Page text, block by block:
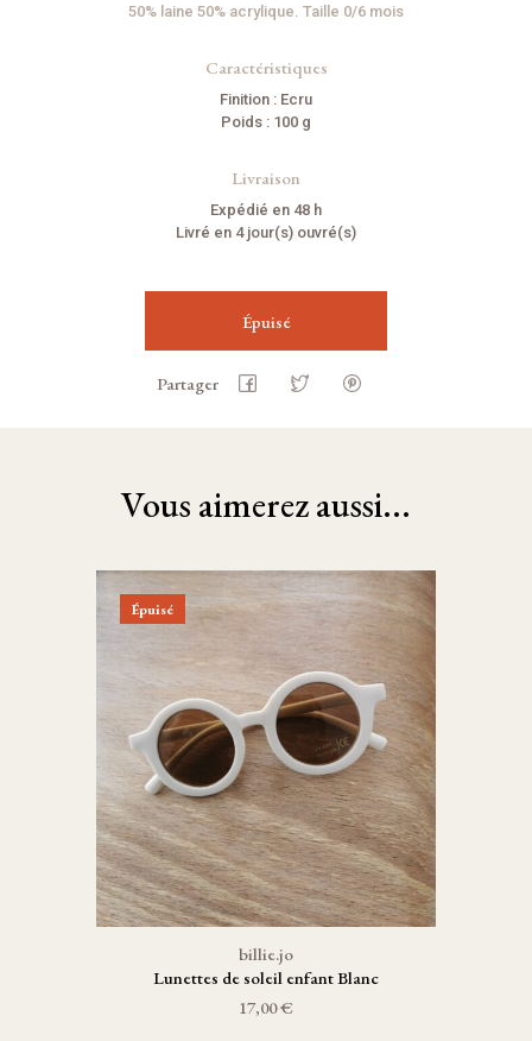
50% laine 50% acrylique. Taille 0/6 mois
Caractéristiques
Finition : Ecru
Poids : 100 g
Livraison
Expédié en 48 h
Livré en 4 jour(s) ouvré(s)
Épuisé
Partager
Vous aimerez aussi...
Épuisé
billie.jo
Lunettes de soleil enfant Blanc
17,00 €